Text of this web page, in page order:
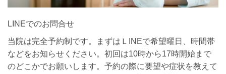
LINEでのお問合せ
当院は完全予約制です。まずはＬINEで希望曜日、時間帯
などをお知らせください。初回は10時から17時開始まで
のどこかでお願いします。予約の際に要望や症状を教えて